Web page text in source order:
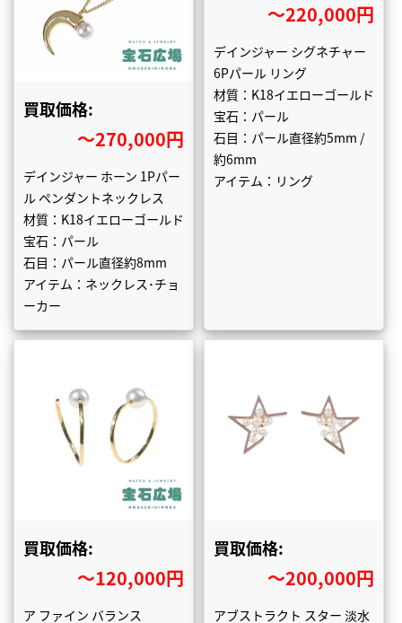
買取価格:
〜270,000円
デインジャー ホーン 1Pパー
ル ペンダントネックレス
材質：K18イエローゴールド
宝石：パール
石目：パール直径約8mm
アイテム：ネックレス･チョ
ーカー
〜220,000円
デインジャー シグネチャー
6Pパール リング
材質：K18イエローゴールド
宝石：パール
石目：パール直径約5mm /
約6mm
アイテム：リング
買取価格:
〜120,000円
ア ファイン バランス
買取価格:
〜200,000円
アブストラクト スター 淡水